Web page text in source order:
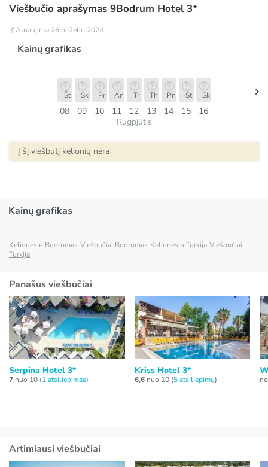
Viešbučio aprašymas 9Bodrum Hotel 3*
// Atnaujinta 26 birželio 2024
Kainų grafikas
08
Št
09
Sk
10
Pr
11
An
12
Tr
13
Th
14
Pn
15
Št
16
Sk
Rugpjūtis
Į šį viešbutį kelionių nėra
Kainų grafikas
Kelionės в Bodrumas Viešbučiai Bodrumas Kelionės в Turkija Viešbučiai
Turkija
Panašūs viešbučiai
Serpina Hotel 3*
7 nuo 10 (1 atsiliepimas)
Kriss Hotel 3*
6,6nuo 10 (5 atsiliepimų)
Artimiausi viešbučiai